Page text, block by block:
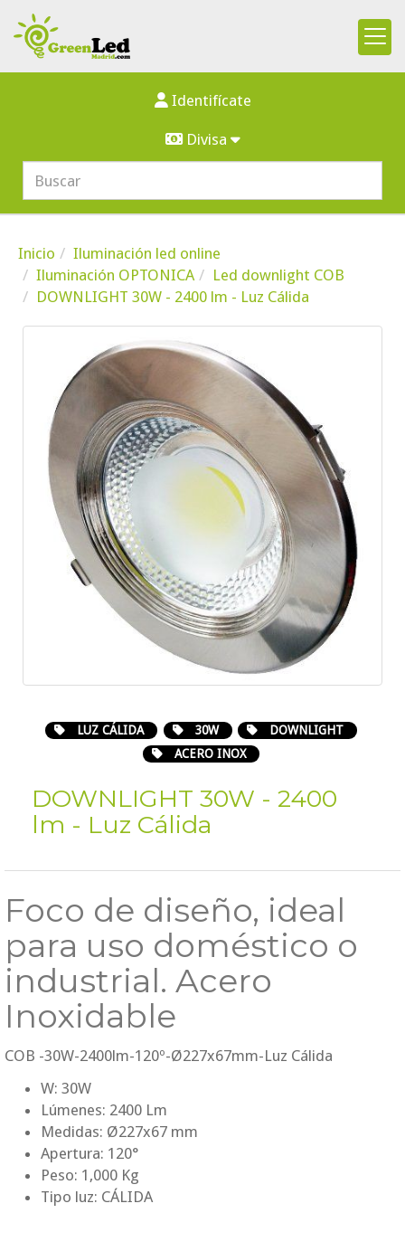
Identifícate
Divisa
Inicio
Iluminación led online
Iluminación OPTONICA
Led downlight COB
DOWNLIGHT 30W - 2400 lm - Luz Cálida
LUZ CÁLIDA 30W
DOWNLIGHT
ACERO INOX
DOWNLIGHT 30W - 2400
lm - Luz Cálida
Foco de diseño, ideal
para uso doméstico o
industrial. Acero
Inoxidable
COB -30W-2400lm-120º-Ø227x67mm-Luz Cálida
W: 30W
Lúmenes: 2400 Lm
Medidas: Ø227x67 mm
Apertura: 120°
Peso: 1,000 Kg
Tipo luz: CÁLIDA